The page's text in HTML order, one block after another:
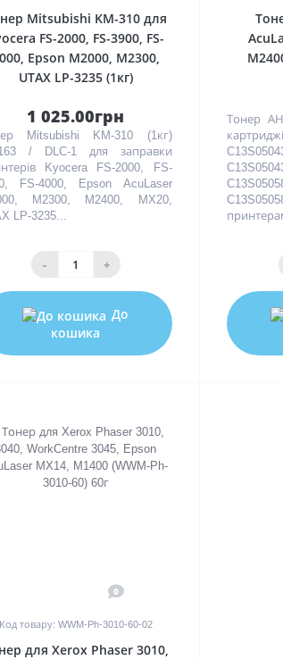
Mitsubishi KM-310 для
FS-2000, FS-3900, FS-
Epson M2000, M2300,
UTAX LP-3235 (1кг)
1 025.00грн
Mitsubishi KM-310 (1кг)
/ DLC-1 для заправки
Kyocera FS-2000, FS-
FS-4000, Epson AcuLaser
M2300, M2400, MX20,
LP-3235...
- +
До
кошика
Тонер
0
Код товару: WWM-Ph-3010-60-02
для Xerox Phaser 3010,